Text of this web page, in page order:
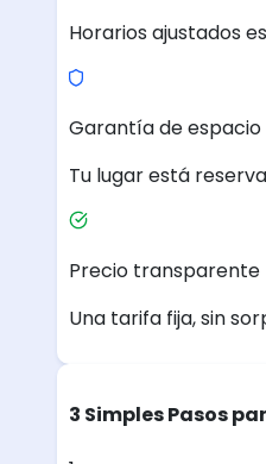
Horarios ajustados
Garantía de espacio
Tu lugar está
Precio transparente
Una tarifa fija, sin
3 Simples Pasos